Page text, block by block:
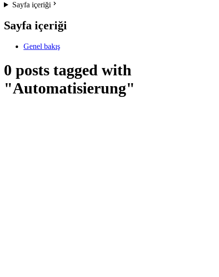
Sayfa içeriği
Sayfa içeriği
Genel bakış
0 posts tagged with
"Automatisierung"